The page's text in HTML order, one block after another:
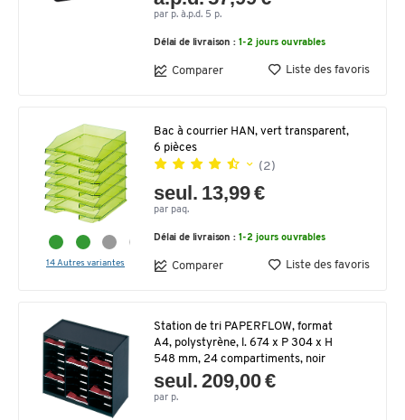
par p. à.p.d. 5 p.
Délai de livraison : 1-2 jours ouvrables
Comparer Liste des favoris
14 Autres variantes
Bac à courrier HAN, vert transparent,
6 pièces
(2)
seul. 13,99 €
par paq.
Délai de livraison : 1-2 jours ouvrables
Comparer Liste des favoris
Station de tri PAPERFLOW, format
A4, polystyrène, l. 674 x P 304 x H
548 mm, 24 compartiments, noir
seul. 209,00 €
par p.